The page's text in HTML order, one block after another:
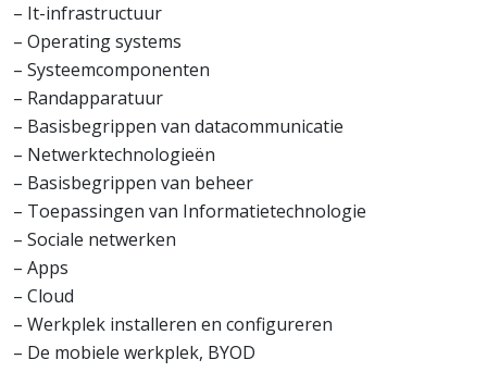
– It-infrastructuur
– Operating systems
– Systeemcomponenten
– Randapparatuur
– Basisbegrippen van datacommunicatie
– Netwerktechnologieën
– Basisbegrippen van beheer
– Toepassingen van Informatietechnologie
– Sociale netwerken
– Apps
– Cloud
– Werkplek installeren en configureren
– De mobiele werkplek, BYOD